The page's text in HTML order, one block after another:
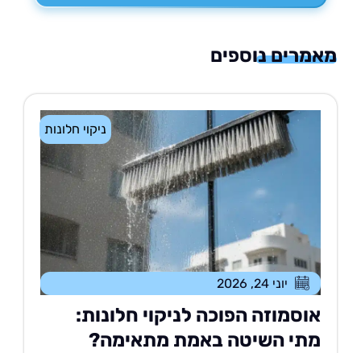
נוספים
ניקוי חלונות
יוני 24, 2026
הפוכה לניקוי חלונות:
השיטה באמת מתאימה?